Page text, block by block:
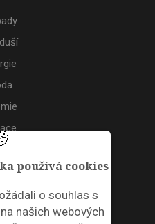
používá cookies
o souhlas s
našich webových